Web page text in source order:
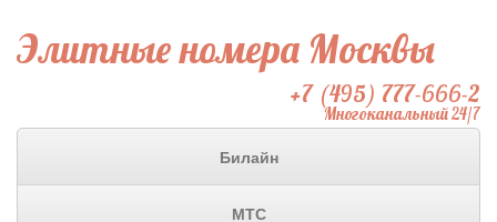
Элитные номера Москвы
+7 (495) 777-666-2
Многоканальный 24/7
Билайн
МТС